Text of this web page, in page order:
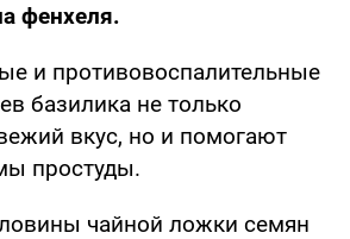
фенхеля.
и противовоспалительные
базилика не только
вкус, но и помогают
простуды.
чайной ложки семян